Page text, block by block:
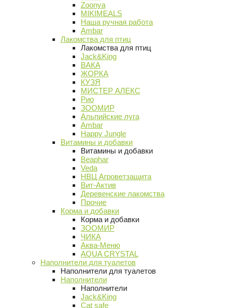
Zoonya
MIKIMEALS
Наша ручная работа
Ambar
Лакомства для птиц
Лакомства для птиц
Jack&King
ВАКА
ЖОРКА
КУЗЯ
МИСТЕР АЛЕКС
Рио
ЗООМИР
Альпийские луга
Ambar
Happy Jungle
Витамины и добавки
Витамины и добавки
Beaphar
Veda
НВЦ Агроветзащита
Вит-Актив
Деревенские лакомства
Прочие
Корма и добавки
Корма и добавки
ЗООМИР
ЧИКА
Аква-Меню
AQUA CRYSTAL
Наполнители для туалетов
Наполнители для туалетов
Наполнители
Наполнители
Jack&King
Cat safe